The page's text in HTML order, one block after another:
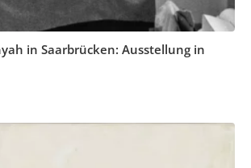
in Saarbrücken: Ausstellung in